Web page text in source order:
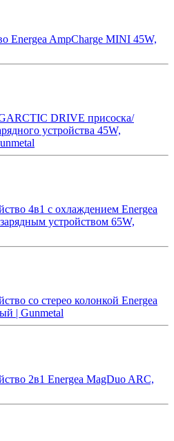
Energea AmpCharge MINI 45W,
DRIVE присоска/
устройства 45W,
4в1 с охлаждением Energea
устройством 65W,
со стерео колонкой Energea
| Gunmetal
2в1 Energea MagDuo ARC,